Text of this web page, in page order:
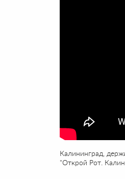
Калининград,
"Открой Рот.